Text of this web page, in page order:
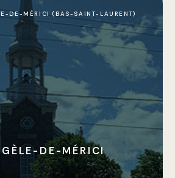
DE-MÉRICI (BAS-SAINT-LAURENT)
DE-MÉRICI